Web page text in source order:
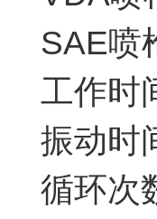
SAE喷
工作时
振动时
循环次